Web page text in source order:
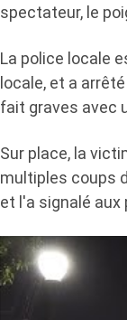
spectateur, le
La police locale
locale, et a
fait graves avec
Sur place, la
multiples coups
et l'a signalé